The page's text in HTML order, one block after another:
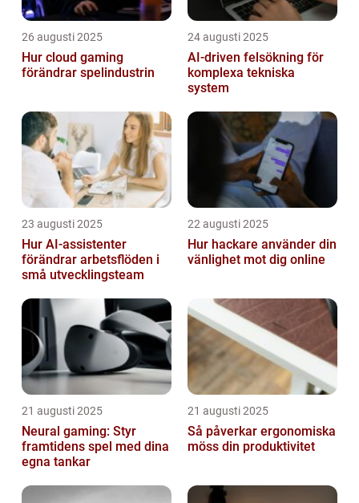
26 augusti 2025
Hur cloud gaming
förändrar spelindustrin
24 augusti 2025
AI‑driven felsökning för
komplexa tekniska
system
23 augusti 2025
Hur AI-assistenter
förändrar arbetsflöden i
små utvecklingsteam
22 augusti 2025
Hur hackare använder din
vänlighet mot dig online
21 augusti 2025
Neural gaming: Styr
framtidens spel med dina
egna tankar
21 augusti 2025
Så påverkar ergonomiska
möss din produktivitet